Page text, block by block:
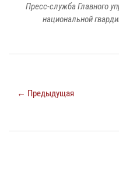
Пресс-служба Главного
национальной
← Предыдущая